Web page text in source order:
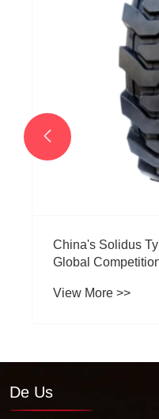
Tyro Industry frangit in
Undo

De Us